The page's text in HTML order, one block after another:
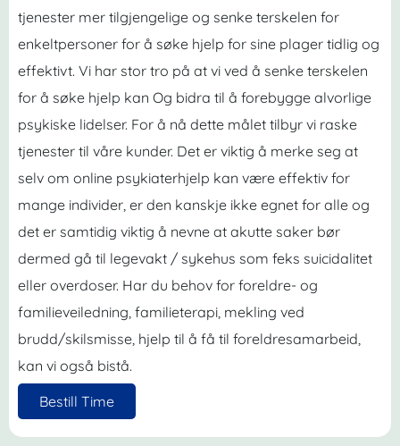
tjenester mer tilgjengelige og senke terskelen for
enkeltpersoner for å søke hjelp for sine plager tidlig og
effektivt. Vi har stor tro på at vi ved å senke terskelen
for å søke hjelp kan Og bidra til å forebygge alvorlige
psykiske lidelser. For å nå dette målet tilbyr vi raske
tjenester til våre kunder. Det er viktig å merke seg at
selv om online psykiaterhjelp kan være effektiv for
mange individer, er den kanskje ikke egnet for alle og
det er samtidig viktig å nevne at akutte saker bør
dermed gå til legevakt / sykehus som feks suicidalitet
eller overdoser. Har du behov for foreldre- og
familieveiledning, familieterapi, mekling ved
brudd/skilsmisse, hjelp til å få til foreldresamarbeid,
kan vi også bistå.
Bestill Time